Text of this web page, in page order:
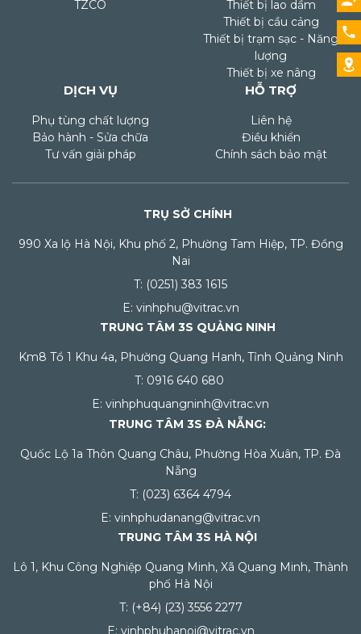
TZCO
Thiết bị lao dầm
Thiết bị cầu cảng
Thiết bị trạm sạc - Năng
lượng
Thiết bị xe nâng
DỊCH VỤ
Phụ tùng chất lượng
Bảo hành - Sửa chữa
Tư vấn giải pháp
HỖ TRỢ
Liên hệ
Điều khiển
Chính sách bảo mật
TRỤ SỞ CHÍNH
990 Xa lộ Hà Nội, Khu phố 2, Phường Tam Hiệp, TP. Đồng
Nai
T: (0251) 383 1615
E: vinhphu@vitrac.vn
TRUNG TÂM 3S QUẢNG NINH
Km8 Tổ 1 Khu 4a, Phường Quang Hanh, Tỉnh Quảng Ninh
T: 0916 640 680
E: vinhphuquangninh@vitrac.vn
TRUNG TÂM 3S ĐÀ NẴNG:
Quốc Lộ 1a Thôn Quang Châu, Phường Hòa Xuân, TP. Đà
Nẵng
T: (023) 6364 4794
E: vinhphudanang@vitrac.vn
TRUNG TÂM 3S HÀ NỘI
Lô 1, Khu Công Nghiệp Quang Minh, Xã Quang Minh, Thành
phố Hà Nội
T: (+84) (23) 3556 2277
E: vinhphuhanoi@vitrac.vn